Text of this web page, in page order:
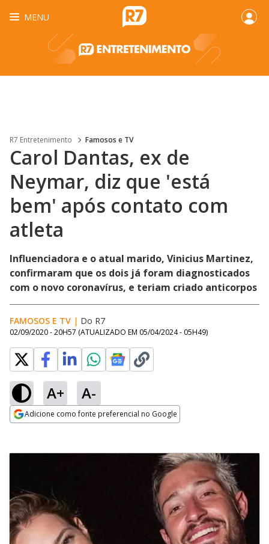
MENU
R7 Entretenimento Famosos e TV
Carol Dantas, ex de
Neymar, diz que 'está
bem' após contato com
atleta
Influenciadora e o atual marido, Vinicius Martinez,
confirmaram que os dois já foram diagnosticados
com o novo coronavírus, e teriam criado anticorpos
FAMOSOS E TV | Do R7
02/09/2020 - 20H57 (ATUALIZADO EM 05/04/2024 - 05H49)
A+ A-
Adicione como fonte preferencial no Google